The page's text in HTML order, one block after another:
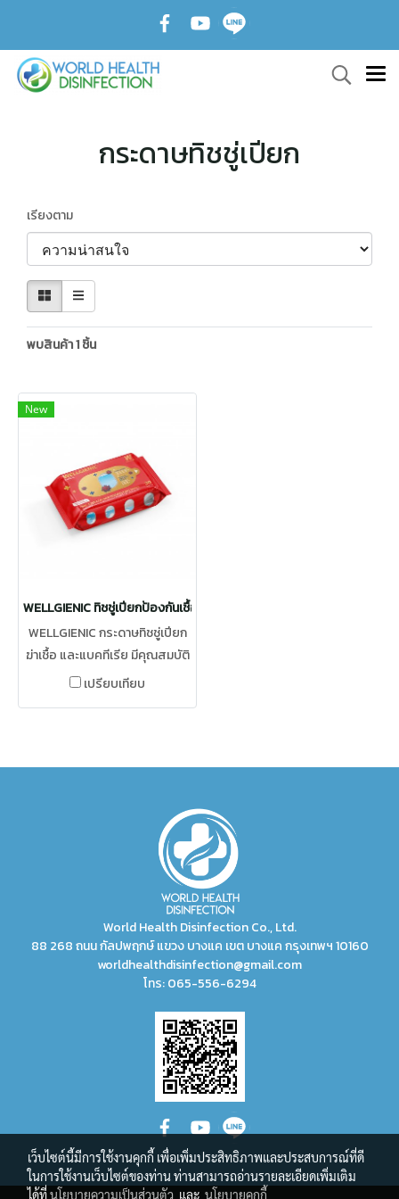
กระดาษทิชชู่เปียก
เรียงตาม
พบสินค้า 1 ชิ้น
New
WELLGIENIC ทิชชู่เปียกป้องกันเชื้อโรค กระดาษทิชชู่เปียกฆ่าเชื้อ และแบค
WELLGIENIC กระดาษทิชชู่เปียก
ฆ่าเชื้อ และแบคทีเรีย มีคุณสมบัติ
ที่ช่วยในการทำความสะอาด ฆ่าเชื้อ
อย่างมีประสิทธิภาพ โดยมี 1 ซอง
การรักษาความสะอาดและความ
ปลอดภัยของสุขภาพในชีวิต
เปรียบเทียบ
World Health Disinfection Co., Ltd.
88 268 ถนน กัลปพฤกษ์ แขวง บางแค เขต บางแค กรุงเทพฯ 10160
worldhealthdisinfection@gmail.com
โทร:065-556-6294
เว็บไซต์นี้มีการใช้งานคุกกี้ เพื่อเพิ่มประสิทธิภาพและประสบการณ์ที่ดี
ในการใช้งานเว็บไซต์ของท่าน ท่านสามารถอ่านรายละเอียดเพิ่มเติม
ได้ที่นโยบายความเป็นส่วนตัว และ นโยบายคุกกี้